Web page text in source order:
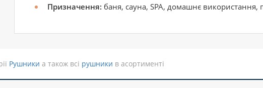
Призначення: баня, сауна, SPA, домашнє використання,
Рушники а також всі рушники в асортименті